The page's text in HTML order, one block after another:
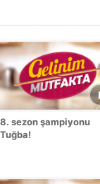
8. sezon şampiyonu
Tuğba!